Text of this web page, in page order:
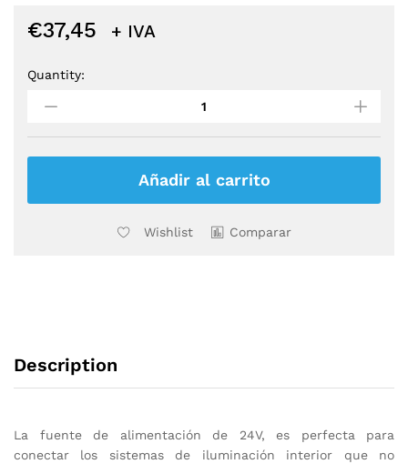
€37,45 + IVA
FUENTE
350W
A-
Quantity:
Añadir al carrito
Wishlist Comparar
Description
La fuente de alimentación de 24V, es perfecta para
conectar los sistemas de iluminación interior que no